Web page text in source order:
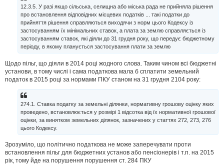
12.3.5. У разі якщо сільська, селищна або міська рада не прийняла рішення
про встановлення відповідних місцевих податків ... такі податки до
прийняття рішення справляються виходячи з норм цього Кодексу із
застосуванням їх мінімальних ставок, а плата за землю справляється із
застосуванням ставок, які діяли до 31 грудня року, що передує бюджетному
періоду, в якому планується застосування плати за землю
Щодо пільг, що діяли в 2014 році жодного слова. Таким чином всі бюджетні
установи, в тому числі і сама податкова мала б сплатити земельний
податок в 2015 році за нормами ПКУ станом на 31 грудня 2104 року:
274.1. Ставка податку за земельні ділянки, нормативну грошову оцінку яких
проведено, встановлюється у розмірі 1 відсотка від їх нормативної грошової
оцінки, за винятком земельних ділянок, зазначених у статтях 272, 273, 276
цього Кодексу.
Зрозуміло, що політично податкова не може заперечувати проти
встановлення пільг для бюджетних установ або пенсіонерів і т.п. на 2015
рік, тому йде на порушення порушення ст. 284 ПКУ